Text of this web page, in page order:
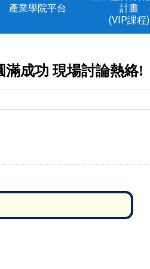
產業學院平台
計畫
(VIP課程)
滿成功 現場討論熱絡!